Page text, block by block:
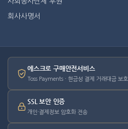
회사사명서
에스크로 구매안전서비스
Toss Payments · 현금성 결제 거래대금 보호
SSL 보안 인증
개인·결제정보 암호화 전송